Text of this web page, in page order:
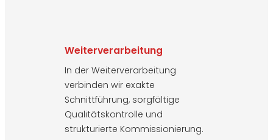
Weiterverarbeitung
In der Weiterverarbeitung
verbinden wir exakte
Schnittführung, sorgfältige
Qualitätskontrolle und
strukturierte Kommissionierung.